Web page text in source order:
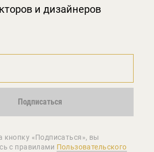
и дизайнеров
Подписаться
«Подписаться», вы
с правилами Пользовательского